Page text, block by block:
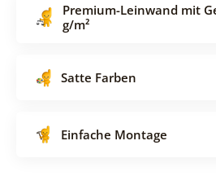
Premium-Leinwand mit
g/m²
Satte Farben
Einfache Montage